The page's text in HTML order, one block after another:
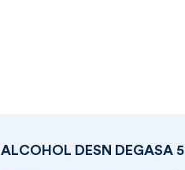
ALCOHOL DESN DEGASA